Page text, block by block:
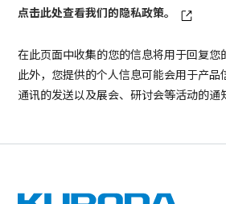
点击此处查看我们的隐私政策。
在此页面中收集的您的信息将用于回复您
此外，您提供的个人信息可能会用于产品
通讯的发送以及展会、研讨会等活动的通